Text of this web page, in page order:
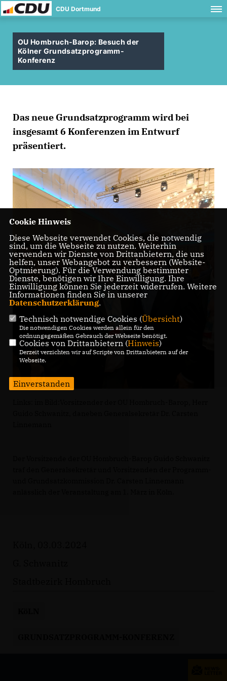
CDU Dortmund
OU Hombruch-Barop: Besuch der
Kölner Grundsatzprogramm-
Konferenz
Das neue Grundsatzprogramm wird bei
insgesamt 6 Konferenzen im Entwurf
präsentiert.
Cookie Hinweis
Diese Webseite verwendet Cookies, die notwendig
sind, um die Webseite zu nutzen. Weiterhin
verwenden wir Dienste von Drittanbietern, die uns
helfen, unser Webangebot zu verbessern (Website-
Optmierung). Für die Verwendung bestimmter
Dienste, benötigen wir Ihre Einwilligung. Ihre
Einwilligung können Sie jederzeit widerrufen. Weitere
Informationen finden Sie in unserer
Datenschutzerklärung.
Technisch notwendige Cookies (Übersicht)
Die notwendigen Cookies werden allein für den
ordnungsgemäßen Gebrauch der Webseite benötigt.
Cookies von Drittanbietern (Hinweis)
Derzeit verzichten wir auf Scripte von Drittanbietern auf der
Webseite.
Einverstanden